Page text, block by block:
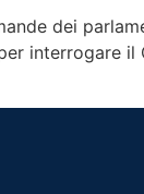
dei
interrogare il